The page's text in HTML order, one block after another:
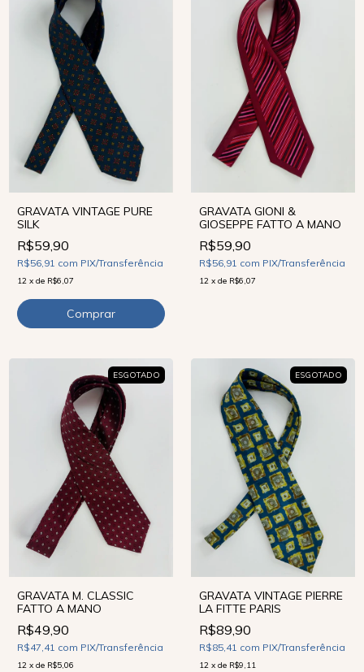
GRAVATA VINTAGE PURE
SILK
R$59,90
R$56,91 com PIX/Transferência
12 x de R$6,07
GRAVATA GIONI &
GIOSEPPE FATTO A MANO
R$59,90
R$56,91 com PIX/Transferência
12 x de R$6,07
ESGOTADO
GRAVATA M. CLASSIC
FATTO A MANO
R$49,90
R$47,41 com PIX/Transferência
12 x de R$5,06
ESGOTADO
GRAVATA VINTAGE PIERRE
LA FITTE PARIS
R$89,90
R$85,41 com PIX/Transferência
12 x de R$9,11